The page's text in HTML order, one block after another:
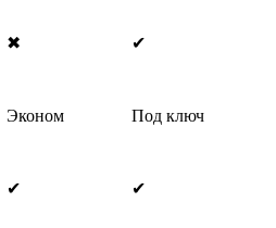
✖ ✔
Эконом Под ключ
✔ ✔